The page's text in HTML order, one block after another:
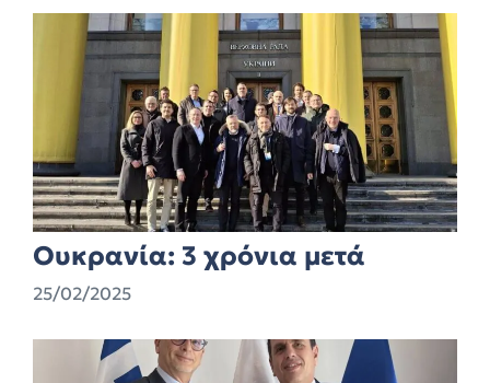
Ουκρανία: 3 χρόνια μετά
25/02/2025